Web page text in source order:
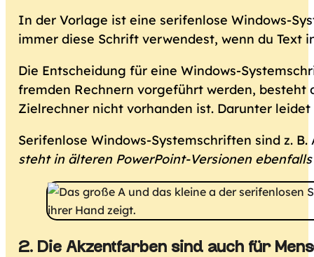
In der Vorlage ist eine serifenlose Windows-
immer diese Schrift verwendest, wenn du Text
Die Entscheidung für eine Windows-
fremden Rechnern vorgeführt werden, besteht
Zielrechner nicht vorhanden ist. Darunter
Serifenlose Windows-Systemschriften sind z.
steht in älteren PowerPoint-Versionen
2. Die Akzentfarben sind auch für